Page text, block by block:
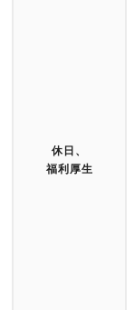
休日、
福利厚生